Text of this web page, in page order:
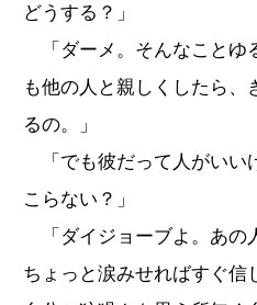
どうする？」
「ダーメ。そんなことゆ
も他の人と親しくしたら、
るの。」
「でも彼だって人がいい
こらない？」
「ダイジョーブよ。あの
ちょっと涙みせればすぐ